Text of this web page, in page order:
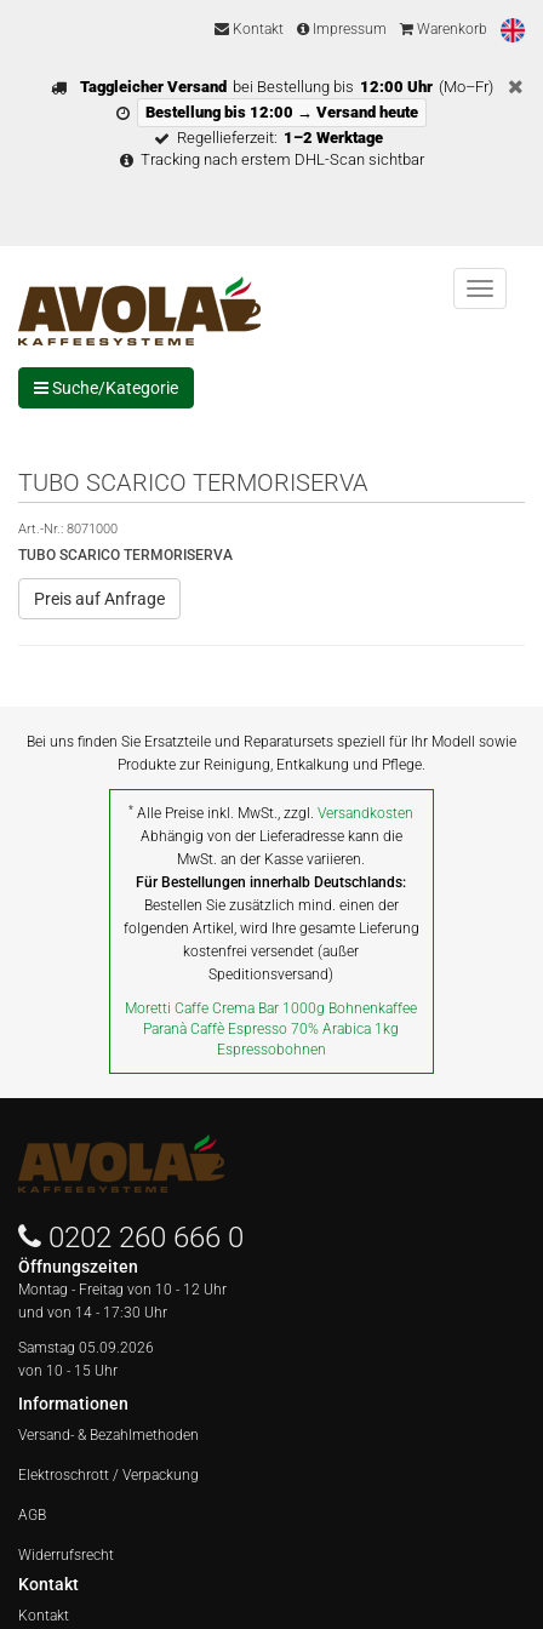
Kontakt Impressum Warenkorb
Taggleicher Versand bei Bestellung bis 12:00 Uhr (Mo–Fr)
Bestellung bis 12:00 → Versand heute
Regellieferzeit: 1–2 Werktage
Tracking nach erstem DHL-Scan sichtbar
Menu
Suche/Kategorie
TUBO SCARICO TERMORISERVA
Art.-Nr.: 8071000
TUBO SCARICO TERMORISERVA
Preis auf Anfrage
Bei uns finden Sie Ersatzteile und Reparatursets speziell für Ihr Modell sowie
Produkte zur Reinigung, Entkalkung und Pflege.
* Alle Preise inkl. MwSt., zzgl.Versandkosten
Abhängig von der Lieferadresse kann die
MwSt. an der Kasse variieren.
Für Bestellungen innerhalb Deutschlands:
Bestellen Sie zusätzlich mind. einen der
folgenden Artikel, wird Ihre gesamte Lieferung
kostenfrei versendet (außer
Speditionsversand)
Moretti Caffe Crema Bar 1000g Bohnenkaffee
Paranà Caffè Espresso 70% Arabica 1kg
Espressobohnen
0202 260 666 0
Öffnungszeiten
Montag - Freitag von 10 - 12 Uhr
und von 14 - 17:30 Uhr
Samstag 05.09.2026
von 10 - 15 Uhr
Informationen
Versand- & Bezahlmethoden
Elektroschrott / Verpackung
AGB
Widerrufsrecht
Kontakt
Kontakt